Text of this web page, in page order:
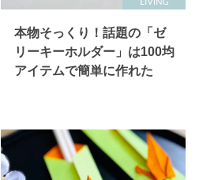
本物そっくり！話題の「ゼ
リーキーホルダー」は100均
アイテムで簡単に作れた